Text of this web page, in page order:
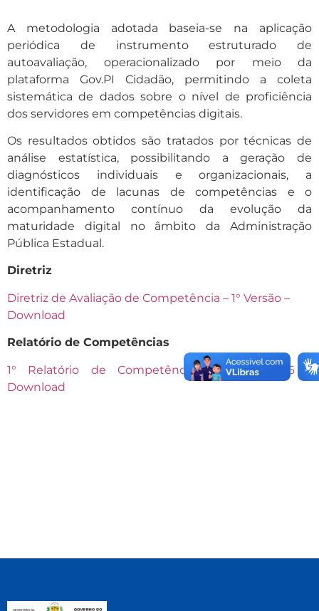
A metodologia adotada baseia-se na aplicação
periódica de instrumento estruturado de
autoavaliação, operacionalizado por meio da
plataforma Gov.PI Cidadão, permitindo a coleta
sistemática de dados sobre o nível de proficiência
dos servidores em competências digitais.
Os resultados obtidos são tratados por técnicas de
análise estatística, possibilitando a geração de
diagnósticos individuais e organizacionais, a
identificação de lacunas de competências e o
acompanhamento contínuo da evolução da
maturidade digital no âmbito da Administração
Pública Estadual.
Diretriz
Diretriz de Avaliação de Competência – 1° Versão –
Download
Relatório de Competências
1° Relatório de Competências Digitais 2026 –
Download